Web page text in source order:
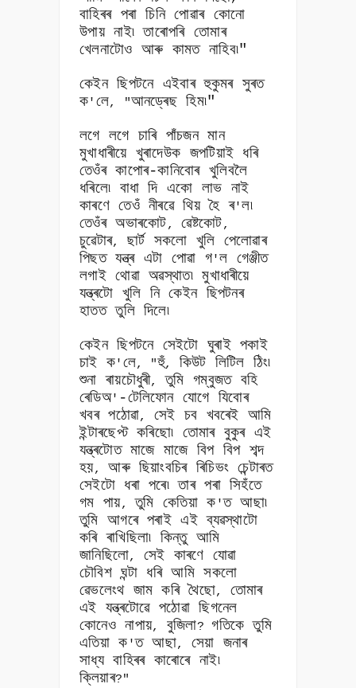
বাহিৰৰ পৰা চিনি পোৱাৰ কোনো
উপায় নাই৷ তাৰোপৰি তোমাৰ
খেলনাটোও আৰু কামত নাহিব৷"
কেইন ছিপটনে এইবাৰ হুকুমৰ সুৰত
ক' লে, "আনড্ৰেছ হিম৷"
লগে লগে চাৰি পাঁচজন মান
মুখাধাৰীয়ে খুৰাদেউক জপটিয়াই ধৰি
তেওঁৰ কাপোৰ-কানিবোৰ খুলিবলৈ
ধৰিলে৷ বাধা দি একো লাভ নাই
কাৰণে তেওঁ নীৰৱে থিয় হৈ ৰ'ল৷
তেওঁৰ অভাৰকোট,ৱেষ্টকোট,
চুৱেটাৰ, ছাৰ্ট সকলো খুলি পেলোৱাৰ
পিছত যন্ত্ৰ এটা পোৱা গ'ল গেঞ্জীত
লগাই থোৱা অৱস্থাত৷ মুখাধাৰীয়ে
যন্ত্ৰটো খুলি নি কেইন ছিপটনৰ
হাতত তুলি দিলে৷
কেইন ছিপটনে সেইটো ঘুৰাই পকাই
চাই ক' লে, "হুঁ, কিউট লিটিল ঠিং৷
শুনা ৰায়চৌধুৰী,তুমি গম্বুজত বহি
ৰেডিঅ' -টেলিফোন যোগে যিবোৰ
খবৰ পঠোৱা, সেই চব খবৰেই আমি
ইন্টাৰছেপ্ট কৰিছো৷ তোমাৰ বুকুৰ এই
যন্ত্ৰটোত মাজে মাজে বিপ বিপ শব্দ
হয়,আৰু ছিয়াংবচিৰ ৰিচিভং চেন্টাৰত
সেইটো ধৰা পৰে৷ তাৰ পৰা সিহঁতে
গম পায়,তুমি কেতিয়া ক 'ত আছা৷
তুমি আগৰে পৰাই এই ব্যৱস্থাটো
কৰি ৰাখিছিলা৷ কিন্তু আমি
জানিছিলো, সেই কাৰণে যোৱা
চৌবিশ ঘন্টা ধৰি আমি সকলো
ৱেভলেংথ জাম কৰি থৈছো, তোমাৰ
এই যন্ত্ৰটোৱে পঠোৱা ছিগনেল
কোনেও নাপায়, বুজিলা? গতিকে তুমি
এতিয়া ক 'ত আছা, সেয়া জনাৰ
সাধ্য বাহিৰৰ কাৰোৰে নাই৷
ক্লিয়াৰ?"